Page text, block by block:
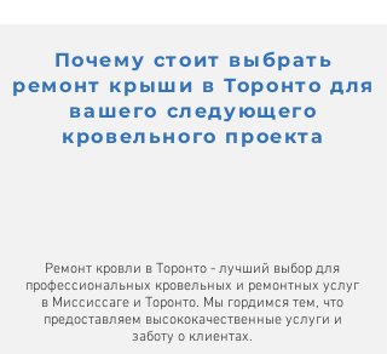
Почему стоит выбрать
ремонт крыши в Торонто для
вашего следующего
кровельного проекта
Ремонт кровли в Торонто - лучший выбор для
профессиональных кровельных и ремонтных услуг
в Миссиссаге и Торонто. Мы гордимся тем, что
предоставляем высококачественные услуги и
заботу о клиентах.